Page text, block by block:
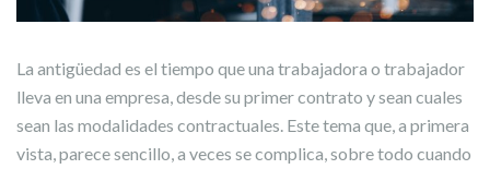
La antigüedad es el tiempo que una trabajadora o trabajador
lleva en una empresa, desde su primer contrato y sean cuales
sean las modalidades contractuales. Este tema que, a primera
vista, parece sencillo, a veces se complica, sobre todo cuando